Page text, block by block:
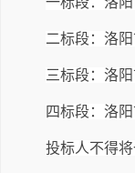
二标段：洛
三标段：洛
四标段：洛
投标人不得